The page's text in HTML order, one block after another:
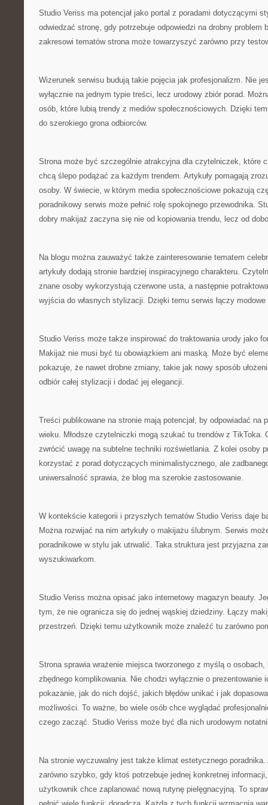
Studio Veriss ma potencjał jako portal z poradami dotyczącymi
odwiedzać stronę, gdy potrzebuje odpowiedzi na drobny problem
zakresowi tematów strona może towarzyszyć zarówno przy
Wizerunek serwisu budują takie pojęcia jak profesjonalizm. Nie
wyłącznie na jednym typie treści, lecz urodowy zbiór porad.
osób, które lubią trendy z mediów społecznościowych. Dzięki
do szerokiego grona odbiorców.
Strona może być szczególnie atrakcyjna dla czytelniczek, które
chcą ślepo podążać za każdym trendem. Artykuły pomagają
osoby. W świecie, w którym media społecznościowe pokazują
poradnikowy serwis może pełnić rolę spokojnego przewodnika.
dobry makijaż zaczyna się nie od kopiowania trendu, lecz od
Na blogu można zauważyć także zainteresowanie tematem
artykuły dodają stronie bardziej inspiracyjnego charakteru.
znane osoby wykorzystują czerwone usta, a następnie
wyjścia do własnych stylizacji. Dzięki temu serwis łączy modowe
Studio Veriss może także inspirować do traktowania urody jako
Makijaż nie musi być tu obowiązkiem ani maską. Może być
pokazuje, że nawet drobne zmiany, takie jak nowy sposób
odbiór całej stylizacji i dodać jej elegancji.
Treści publikowane na stronie mają potencjał, by odpowiadać na
wieku. Młodsze czytelniczki mogą szukać tu trendów z TikToka.
zwrócić uwagę na subtelne techniki rozświetlania. Z kolei osoby
korzystać z porad dotyczących minimalistycznego, ale
uniwersalność sprawia, że blog ma szerokie zastosowanie.
W kontekście kategorii i przyszłych tematów Studio Veriss daje
Można rozwijać na nim artykuły o makijażu ślubnym. Serwis
poradnikowe w stylu jak utrwalić. Taka struktura jest przyjazna
wyszukiwarkom.
Studio Veriss można opisać jako internetowy magazyn beauty.
tym, że nie ogranicza się do jednej wąskiej dziedziny. Łączy
przestrzeń. Dzięki temu użytkownik może znaleźć tu zarówno
Strona sprawia wrażenie miejsca tworzonego z myślą o
zbędnego komplikowania. Nie chodzi wyłącznie o prezentowanie
pokazanie, jak do nich dojść, jakich błędów unikać i jak
możliwości. To ważne, bo wiele osób chce wyglądać
czego zacząć. Studio Veriss może być dla nich urodowym
Na stronie wyczuwalny jest także klimat estetycznego
zarówno szybko, gdy ktoś potrzebuje jednej konkretnej
użytkownik chce zaplanować nową rutynę pielęgnacyjną. To